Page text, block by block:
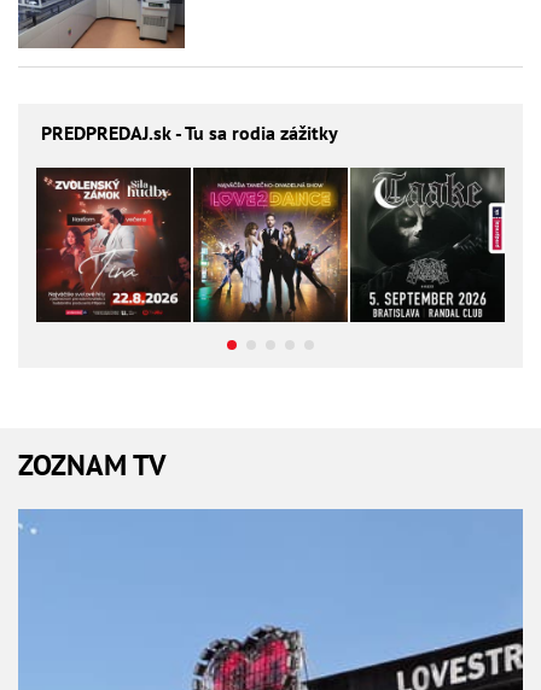
PREDPREDAJ.sk - Tu sa rodia zážitky
ZOZNAM TV